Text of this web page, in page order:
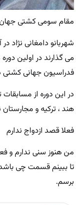
مقام سومی کشتی
می گذارند در اولین
فدراسیون جهانی کشتی
در این دوره از مسابقات
هند ، ترکیه و
فعلا قصد ازدواج ندارم
من هنوز سنی ندارم و
تا ببینم قسمت چی
برسم.